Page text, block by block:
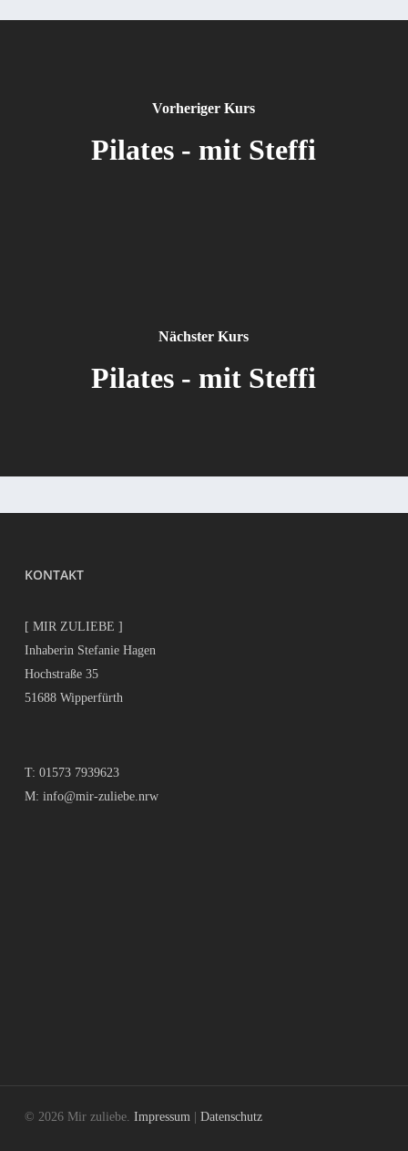
Vorheriger Kurs
Pilates - mit Steffi
Nächster Kurs
Pilates - mit Steffi
KONTAKT
[ MIR ZULIEBE ]
Inhaberin Stefanie Hagen
Hochstraße 35
51688 Wipperfürth
T: 01573 7939623
M: info@mir-zuliebe.nrw
© 2026 Mir zuliebe. Impressum| Datenschutz